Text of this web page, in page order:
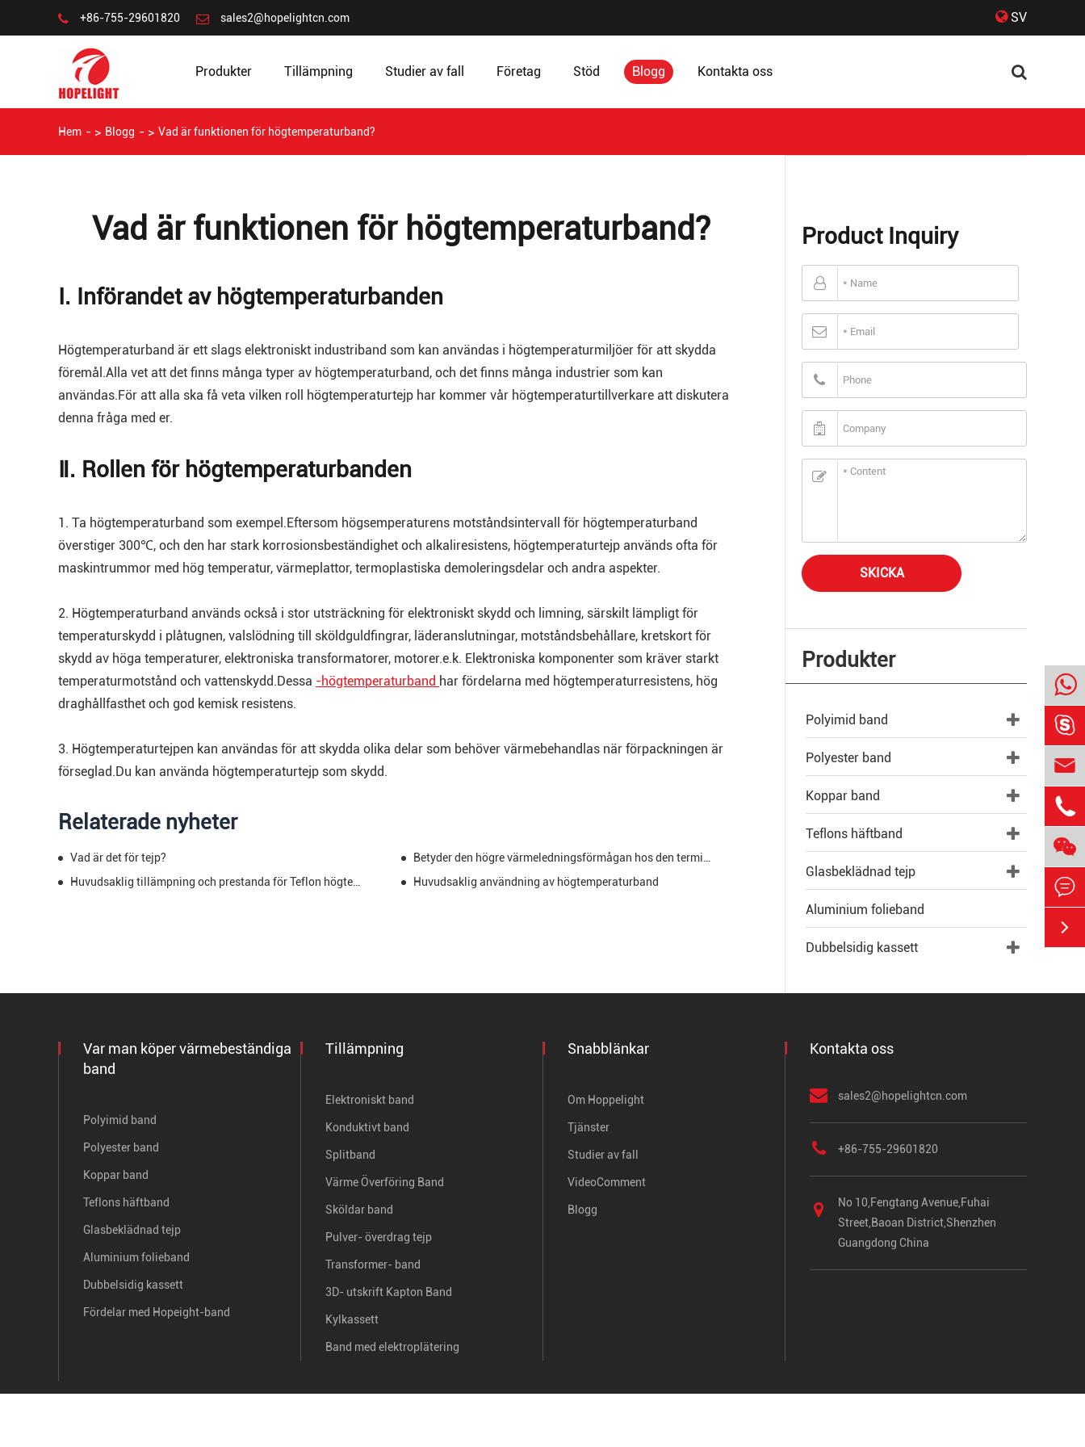
+86-755-29601820 sales2@hopelightcn.com SV
Produkter Tillämpning Studier av fall Företag Stöd Blogg Kontakta oss
Hem Blogg Vad är funktionen för högtemperaturband?
Vad är funktionen för högtemperaturband?
Ⅰ. Införandet av högtemperaturbanden
Högtemperaturband är ett slags elektroniskt industriband som kan användas i högtemperaturmiljöer för att skydda
föremål.Alla vet att det finns många typer av högtemperaturband, och det finns många industrier som kan
användas.För att alla ska få veta vilken roll högtemperaturtejp har kommer vår högtemperaturtillverkare att diskutera
denna fråga med er.
Ⅱ. Rollen för högtemperaturbanden
1. Ta högtemperaturband som exempel.Eftersom högsemperaturens motståndsintervall för högtemperaturband
överstiger 300℃, och den har stark korrosionsbeständighet och alkaliresistens, högtemperaturtejp används ofta för
maskintrummor med hög temperatur, värmeplattor, termoplastiska demoleringsdelar och andra aspekter.
2. Högtemperaturband används också i stor utsträckning för elektroniskt skydd och limning, särskilt lämpligt för
temperaturskydd i plåtugnen, valslödning till sköldguldfingrar, läderanslutningar, motståndsbehållare, kretskort för
skydd av höga temperaturer, elektroniska transformatorer, motorer.e.k. Elektroniska komponenter som kräver starkt
temperaturmotstånd och vattenskydd.Dessa -högtemperaturband har fördelarna med högtemperaturresistens, hög
draghållfasthet och god kemisk resistens.
3. Högtemperaturtejpen kan användas för att skydda olika delar som behöver värmebehandlas när förpackningen är
förseglad.Du kan använda högtemperaturtejp som skydd.
Relaterade nyheter
Vad är det för tejp?
Huvudsaklig användning av högtemperaturband
Product Inquiry
SKICKA
Produkter
Polyimid band
Polyester band
Koppar band
Teflons häftband
Glasbeklädnad tejp
Aluminium folieband
Dubbelsidig kassett
Var man köper värmebeständiga
band
Polyimid band
Polyester band
Koppar band
Teflons häftband
Glasbeklädnad tejp
Aluminium folieband
Dubbelsidig kassett
Fördelar med Hopeight-band
Tillämpning
Elektroniskt band
Konduktivt band
Splitband
Värme Överföring Band
Sköldar band
Pulver- överdrag tejp
Transformer- band
3D- utskrift Kapton Band
Kylkassett
Band med elektroplätering
Snabblänkar
Om Hoppelight
Tjänster
Studier av fall
VideoComment
Blogg
Kontakta oss
sales2@hopelightcn.com
+86-755-29601820
No 10,Fengtang Avenue,Fuhai
Street,Baoan District,Shenzhen
Guangdong China





